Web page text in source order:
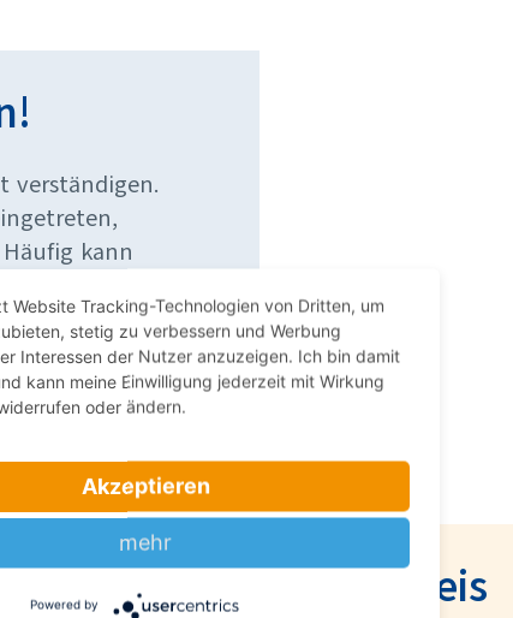
verständigen.
kann
Sie also
Hilfe zu
ist, wo
befindet.
2. Personalausweis
Website Tracking-Technologien von Dritten, um
stetig zu verbessern und Werbung
Interessen der Nutzer anzuzeigen. Ich bin damit
kann meine Einwilligung jederzeit mit Wirkung
oder ändern.
Akzeptieren
mehr
Powered by